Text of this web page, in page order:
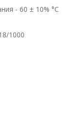
- 60 ± 10% °С
1000